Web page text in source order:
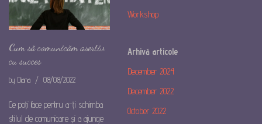
Cum să comunicăm asertiv
cu succes
by Diana 08/08/2022
Ce poți face pentru a-ți schimba
stilul de comunicare și a ajunge
Workshop
Arhivă articole
December 2024
December 2022
October 2022